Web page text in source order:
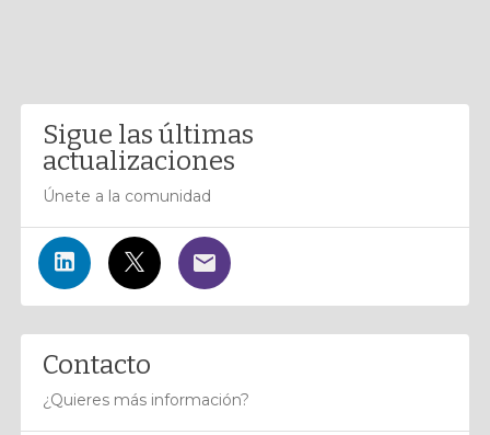
Sigue las últimas
actualizaciones
Únete a la comunidad
Contacto
¿Quieres más información?